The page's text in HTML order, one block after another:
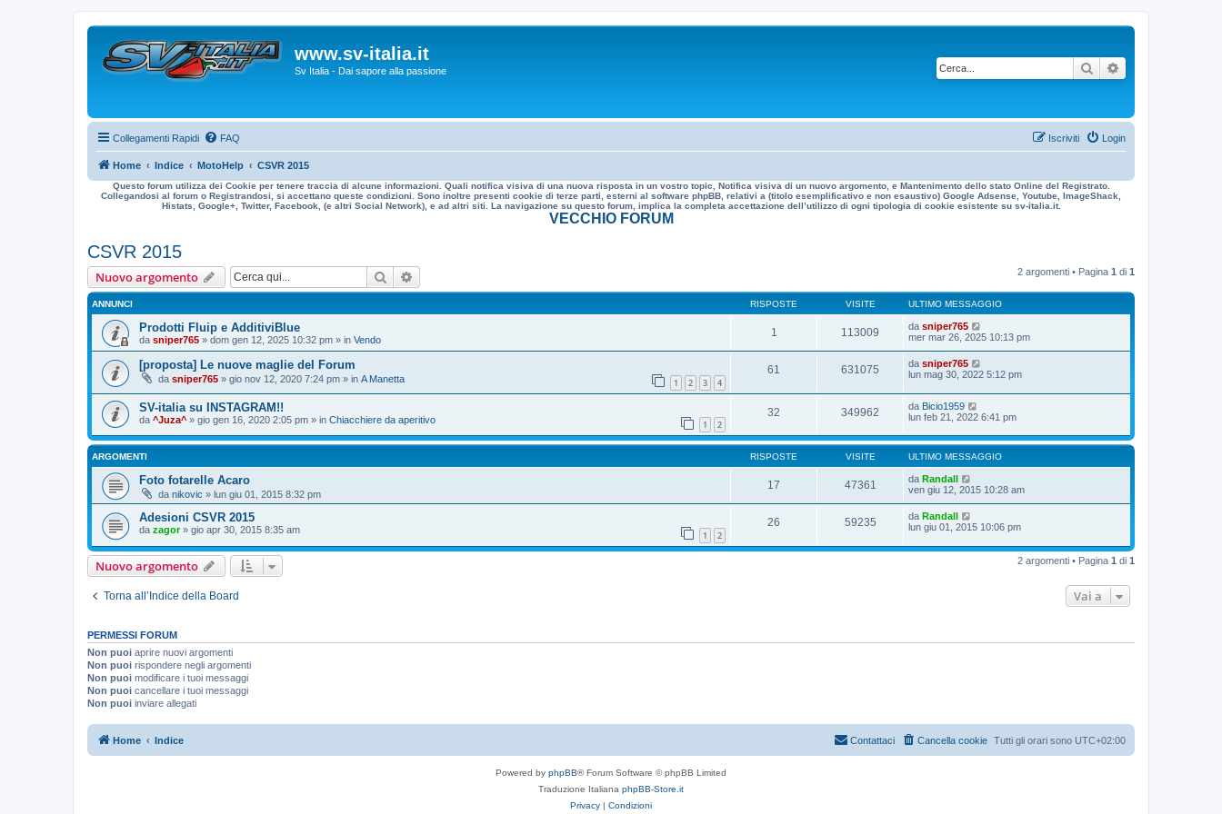
www.sv-italia.it
Sv Italia - Dai sapore alla passione Cerca
Collegamenti Rapidi FAQ Login
Iscriviti
Home Indice MotoHelp CSVR 2015
Questo forum utilizza dei Cookie per tenere traccia di alcune informazioni. Quali notifica visiva di una nuova risposta in un vostro topic, Notifica visiva di un nuovo argomento, e Mantenimento dello stato Online del Registrato.
Collegandosi al forum o Registrandosi, si accettano queste condizioni. Sono inoltre presenti cookie di terze parti, esterni al software phpBB, relativi a (titolo esemplificativo e non esaustivo) Google Adsense, Youtube, ImageShack,
Histats, Google+, Twitter, Facebook, (e altri Social Network), e ad altri siti. La navigazione su questo forum, implica la completa accettazione dell’utilizzo di ogni tipologia di cookie esistente su sv-italia.it.
VECCHIO FORUM
CSVR 2015
Nuovo argomento Cerca 2 argomenti • Pagina 1 di 1
ANNUNCI RISPOSTE VISITE ULTIMO MESSAGGIO
Prodotti Fluip e AdditiviBlue
da sniper765 » dom gen 12, 2025 10:32 pm » in Vendo
1 113009 da sniper765
mer mar 26, 2025 10:13 pm
[proposta] Le nuove maglie del Forum
da sniper765 » gio nov 12, 2020 7:24 pm » in A Manetta 1 2 3 4
61 631075 da sniper765
lun mag 30, 2022 5:12 pm
SV-italia su INSTAGRAM!!
da ^Juza^ » gio gen 16, 2020 2:05 pm » in Chiacchiere da aperitivo 1 2
32 349962 da Bicio1959
lun feb 21, 2022 6:41 pm
ARGOMENTI RISPOSTE VISITE ULTIMO MESSAGGIO
Foto fotarelle Acaro
da nikovic » lun giu 01, 2015 8:32 pm
17 47361 da Randall
ven giu 12, 2015 10:28 am
Adesioni CSVR 2015
da zagor» gio apr 30, 2015 8:35 am 1 2
26 59235 da Randall
lun giu 01, 2015 10:06 pm
Nuovo argomento 2 argomenti • Pagina 1 di 1
Torna all’Indice della Board Vai a
PERMESSI FORUM
Non puoi aprire nuovi argomenti
Non puoi rispondere negli argomenti
Non puoi modificare i tuoi messaggi
Non puoi cancellare i tuoi messaggi
Non puoi inviare allegati
Home Indice Tutti gli orari sono UTC+02:00
Cancella cookie
Contattaci
Powered by phpBB® Forum Software © phpBB Limited
Traduzione Italiana phpBB-Store.it
Privacy
Condizioni